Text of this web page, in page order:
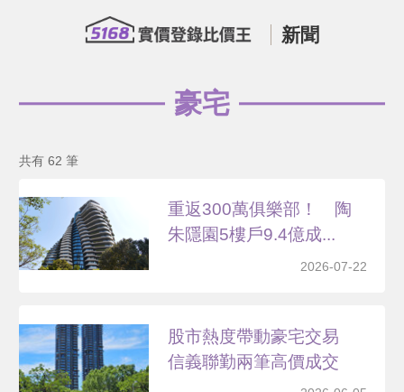
新聞
豪宅
共有 62 筆
重返300萬俱樂部！ 陶
朱隱園5樓戶9.4億成...
2026-07-22
股市熱度帶動豪宅交易
信義聯勤兩筆高價成交